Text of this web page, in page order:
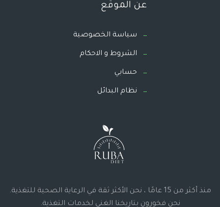
عن الموقع
سياسة الخصوصية
الشروط و الاحكام
حسابي
نظام البدائل
منذ أكثر من 15 عامًا ، نحن الأكثر ثقة في الرعاية الصحية للتغذية.
نحن فخورون بتاريخنا الغني لخدمات التغذية.